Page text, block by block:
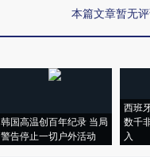
本篇文章暂无
韩国高温创百年纪录 当局
警告停止一切户外活动
西班
数千
入